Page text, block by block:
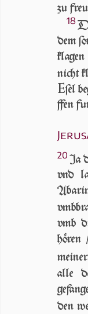
zu
18
dem
nicht
Eſel
f­fen
20 Ja
vnd
vmb
alle
den